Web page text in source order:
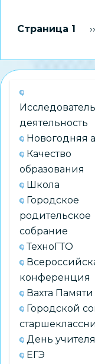
в
Нумерация
Страница 1 ››
деятельность
Новогодняя
Качество
образования
Школа
Городское
родительское
собрание
ТехноГТО
конференция
Вахта Памяти
Городской
День учителя
ЕГЭ